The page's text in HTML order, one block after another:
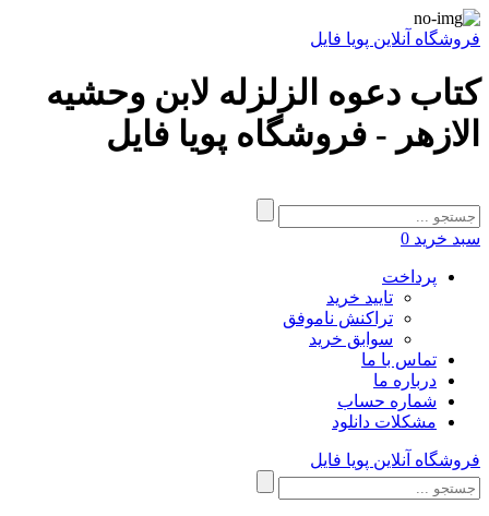
فروشگاه آنلاین پویا فایل
کتاب دعوه الزلزله لابن وحشیه
الازهر - فروشگاه پویا فایل
سبد خرید 0
پرداخت
تایید خرید
تراکنش ناموفق
سوابق خرید
تماس با ما
درباره ما
شماره حساب
مشکلات دانلود
فروشگاه آنلاین پویا فایل